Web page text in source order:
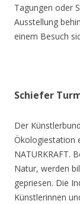
Tagungen oder
Ausstellung
einem Besuch
Schiefer
Der
Ökologiestation
NATURKRAFT.
Natur, werden
gepriesen. Die
Künstlerinnen